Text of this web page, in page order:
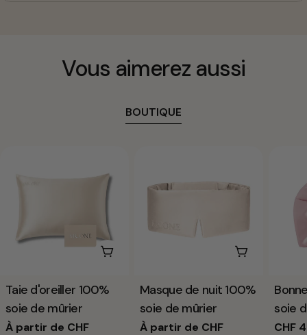
Vous aimerez aussi
BOUTIQUE
CHOISISSEZ LES OPTIONS
Taper:
Taie d'oreiller 100%
soie de mûrier
Prix
À partir de CHF
Taper:
Masque de nuit 100%
soie de mûrier
Prix
À partir de CHF
Taper:
soie
Prix
CHF